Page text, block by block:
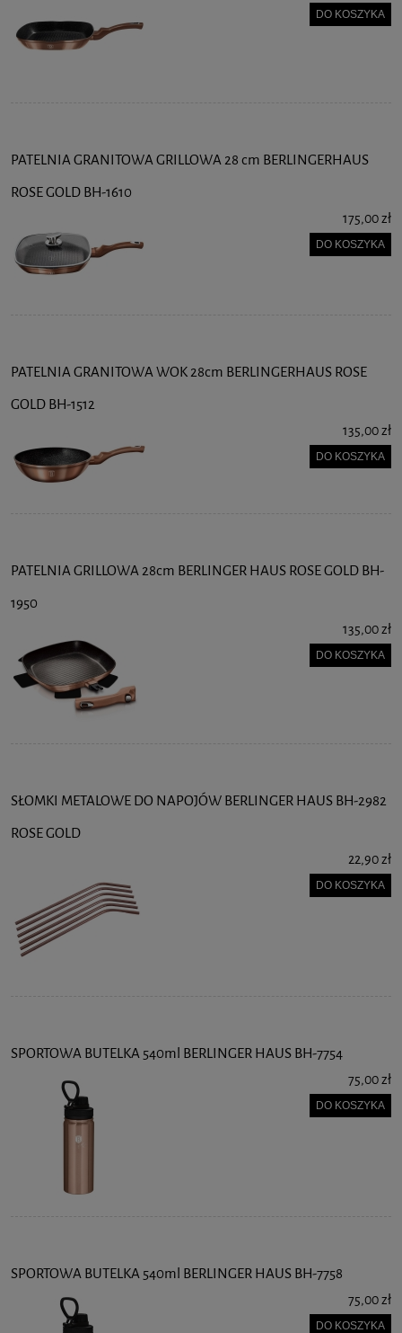
DO KOSZYKA
PATELNIA GRANITOWA GRILLOWA 28 cm BERLINGERHAUS
ROSE GOLD BH-1610
175,00 zł
DO KOSZYKA
PATELNIA GRANITOWA WOK 28cm BERLINGERHAUS ROSE
GOLD BH-1512
135,00 zł
DO KOSZYKA
PATELNIA GRILLOWA 28cm BERLINGER HAUS ROSE GOLD BH-
1950
135,00 zł
DO KOSZYKA
SŁOMKI METALOWE DO NAPOJÓW BERLINGER HAUS BH-2982
ROSE GOLD
22,90 zł
DO KOSZYKA
SPORTOWA BUTELKA 540ml BERLINGER HAUS BH-7754
75,00 zł
DO KOSZYKA
SPORTOWA BUTELKA 540ml BERLINGER HAUS BH-7758
75,00 zł
DO KOSZYKA